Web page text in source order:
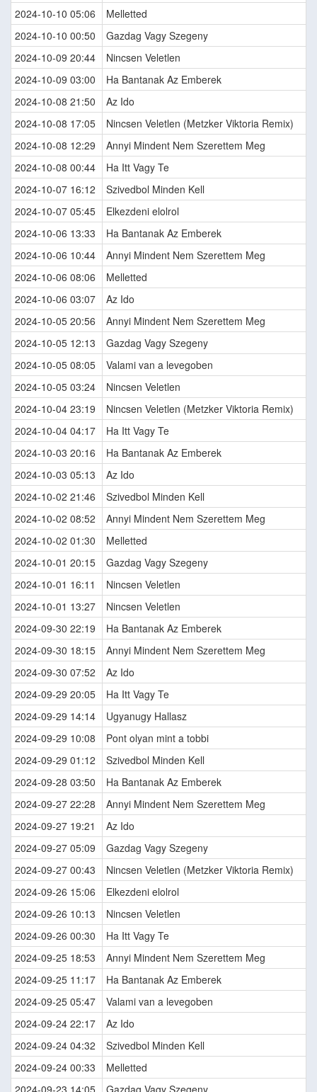
2024-10-10 05:06
Melletted
2024-10-10 00:50
Gazdag Vagy Szegeny
2024-10-09 20:44
Nincsen Veletlen
2024-10-09 03:00
Ha Bantanak Az Emberek
2024-10-08 21:50
Az Ido
2024-10-08 17:05
Nincsen Veletlen (Metzker Viktoria Remix)
2024-10-08 12:29
Annyi Mindent Nem Szerettem Meg
2024-10-08 00:44
Ha Itt Vagy Te
2024-10-07 16:12
Szivedbol Minden Kell
2024-10-07 05:45
Elkezdeni elolrol
2024-10-06 13:33
Ha Bantanak Az Emberek
2024-10-06 10:44
Annyi Mindent Nem Szerettem Meg
2024-10-06 08:06
Melletted
2024-10-06 03:07
Az Ido
2024-10-05 20:56
Annyi Mindent Nem Szerettem Meg
2024-10-05 12:13
Gazdag Vagy Szegeny
2024-10-05 08:05
Valami van a levegoben
2024-10-05 03:24
Nincsen Veletlen
2024-10-04 23:19
Nincsen Veletlen (Metzker Viktoria Remix)
2024-10-04 04:17
Ha Itt Vagy Te
2024-10-03 20:16
Ha Bantanak Az Emberek
2024-10-03 05:13
Az Ido
2024-10-02 21:46
Szivedbol Minden Kell
2024-10-02 08:52
Annyi Mindent Nem Szerettem Meg
2024-10-02 01:30
Melletted
2024-10-01 20:15
Gazdag Vagy Szegeny
2024-10-01 16:11
Nincsen Veletlen
2024-10-01 13:27
Nincsen Veletlen
2024-09-30 22:19
Ha Bantanak Az Emberek
2024-09-30 18:15
Annyi Mindent Nem Szerettem Meg
2024-09-30 07:52
Az Ido
2024-09-29 20:05
Ha Itt Vagy Te
2024-09-29 14:14
Ugyanugy Hallasz
2024-09-29 10:08
Pont olyan mint a tobbi
2024-09-29 01:12
Szivedbol Minden Kell
2024-09-28 03:50
Ha Bantanak Az Emberek
2024-09-27 22:28
Annyi Mindent Nem Szerettem Meg
2024-09-27 19:21
Az Ido
2024-09-27 05:09
Gazdag Vagy Szegeny
2024-09-27 00:43
Nincsen Veletlen (Metzker Viktoria Remix)
2024-09-26 15:06
Elkezdeni elolrol
2024-09-26 10:13
Nincsen Veletlen
2024-09-26 00:30
Ha Itt Vagy Te
2024-09-25 18:53
Annyi Mindent Nem Szerettem Meg
2024-09-25 11:17
Ha Bantanak Az Emberek
2024-09-25 05:47
Valami van a levegoben
2024-09-24 22:17
Az Ido
2024-09-24 04:32
Szivedbol Minden Kell
2024-09-24 00:33
Melletted